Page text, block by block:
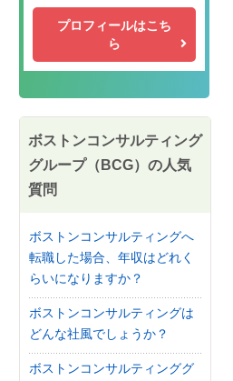
プロフィールはこち
ら
ボストンコンサルティング
グループ（BCG）の人気
質問
ボストンコンサルティングへ
転職した場合、年収はどれく
らいになりますか？
ボストンコンサルティングは
どんな社風でしょうか？
ボストンコンサルティンググ